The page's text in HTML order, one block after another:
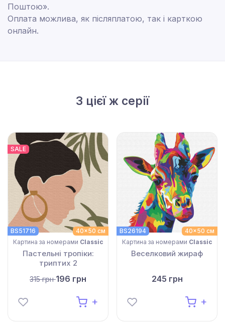
Поштою».
Оплата можлива, як післяплатою, так і карткою
онлайн.
З цієї ж серії
SALE
40x50 см
BS51716
Картина за номерами Classic
Пастельні тропіки:
триптих 2
315 грн196 грн
40x50 см
BS26194
Картина за номерами Classic
Веселковий жираф
245 грн